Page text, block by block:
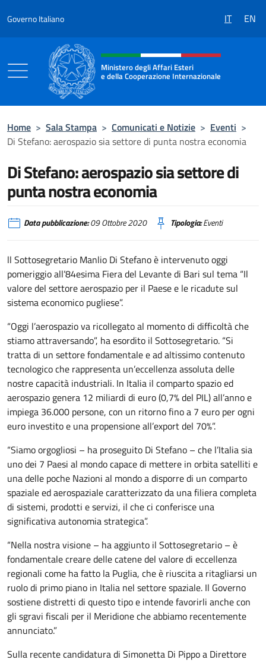
Governo Italiano IT EN
Intestazione sito, social e menù
Ministero degli Affari Esteri
e della Cooperazione Internazionale
Home > Sala Stampa > Comunicati e Notizie > Eventi >
Di Stefano: aerospazio sia settore di punta nostra economia
Di Stefano: aerospazio sia settore di
punta nostra economia
Data pubblicazione:09 Ottobre 2020 Tipologia:Eventi
ll Sottosegretario Manlio Di Stefano è intervenuto oggi
pomeriggio all’84esima Fiera del Levante di Bari sul tema “Il
valore del settore aerospazio per il Paese e le ricadute sul
sistema economico pugliese”.
“Oggi l’aerospazio va ricollegato al momento di difficoltà che
stiamo attraversando”, ha esordito il Sottosegretario. “Si
tratta di un settore fondamentale e ad altissimo contenuto
tecnologico che rappresenta un’eccellenza assoluta delle
nostre capacità industriali. In Italia il comparto spazio ed
aerospazio genera 12 miliardi di euro (0,7% del PIL) all’anno e
impiega 36.000 persone, con un ritorno fino a 7 euro per ogni
euro investito e una propensione all’export del 70%”.
“Siamo orgogliosi – ha proseguito Di Stefano – che l’Italia sia
uno dei 7 Paesi al mondo capace di mettere in orbita satelliti e
una delle poche Nazioni al mondo a disporre di un comparto
spaziale ed aerospaziale caratterizzato da una filiera completa
di sistemi, prodotti e servizi, il che ci conferisce una
significativa autonomia strategica”.
“Nella nostra visione – ha aggiunto il Sottosegretario – è
fondamentale creare delle catene del valore di eccellenza
regionali come ha fatto la Puglia, che è riuscita a ritagliarsi un
ruolo di primo piano in Italia nel settore spaziale. Il Governo
sostiene distretti di questo tipo e intende favorirli anche con
gli sgravi fiscali per il Meridione che abbiamo recentemente
annunciato.”
Sulla recente candidatura di Simonetta Di Pippo a Direttore